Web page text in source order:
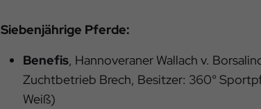
Siebenjährige Pferde:
Benefis, Hannoveraner Wallach v.
Zuchtbetrieb Brech, Besitzer: 360°
Weiß)